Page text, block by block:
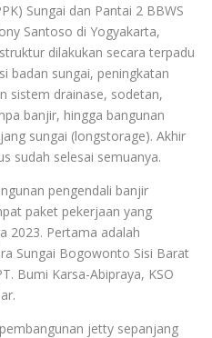
Sungai dan Pantai 2 BBWS
Santoso di Yogyakarta,
dilakukan secara terpadu
badan sungai, peningkatan
sistem drainase, sodetan,
banjir, hingga bangunan
sungai (longstorage). Akhir
sudah selesai semuanya.
pengendali banjir
paket pekerjaan yang
2023. Pertama adalah
Sungai Bogowonto Sisi Barat
Bumi Karsa-Abipraya, KSO
jetty sepanjang